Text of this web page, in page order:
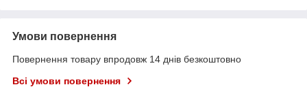
Умови повернення
Повернення товару впродовж 14 днів безкоштовно
Всі умови повернення